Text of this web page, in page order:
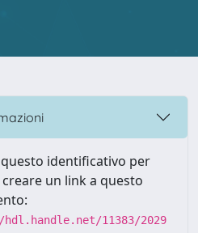
identificativo per
un link a questo
11383/2029